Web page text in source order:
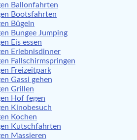
Ballonfahrten
Bootsfahrten
Bügeln
Bungee Jumping
Eis essen
Erlebnisdinner
Fallschirmspringen
Freizeitpark
Gassi gehen
Grillen
Hof fegen
Kinobesuch
Kochen
Kutschfahrten
Massieren